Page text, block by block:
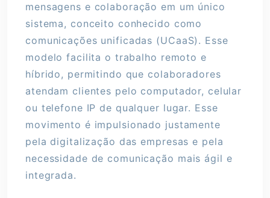
mensagens e colaboração em um único
sistema, conceito conhecido como
comunicações unificadas (UCaaS). Esse
modelo facilita o trabalho remoto e
híbrido, permitindo que colaboradores
atendam clientes pelo computador, celular
ou telefone IP de qualquer lugar. Esse
movimento é impulsionado justamente
pela digitalização das empresas e pela
necessidade de comunicação mais ágil e
integrada.